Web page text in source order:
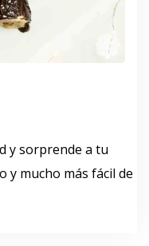
y sorprende a tu
y mucho más fácil de